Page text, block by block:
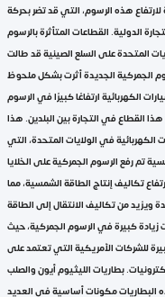
هذه الرسوم، التي قد تضر بحركة
الدولية. القطاعات المتأثرة بالرسوم
المتحدة على السلع الصينية قد طالت
الجمركية الجديدة أثرت بشكل ملحوظ
الكهربائية ارتفاعًا كبيرًا في الرسوم
أهمية هذا القطاع في التجارة بين البلدين. هذا
الكهربائية في الولايات المتحدة، التي
تم رفع الرسوم الجمركية على الخلايا
إلى ارتفاع تكاليف إنتاج الطاقة الشمسية، مما
ويزيد من تكاليف الانتقال إلى الطاقة
كبيرة في الرسوم الجمركية، حيث
مشكلة كبيرة للشركات الأمريكية التي تعتمد على
بطاريات الليثيوم أيون والصلب
من 7.5% إلى 25%. وتعد هذه البطاريات مكونات أساسية في العديد